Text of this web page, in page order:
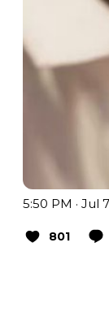
5:50 PM · Jul
801